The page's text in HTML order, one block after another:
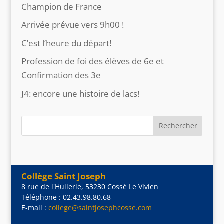
Champion de France
Arrivée prévue vers 9h00 !
C’est l’heure du départ!
Profession de foi des élèves de 6e et
Confirmation des 3e
J4: encore une histoire de lacs!
Collège Saint Joseph
8 rue de l'Huilerie, 53230 Cossé Le Vivien
Téléphone : 02.43.98.80.68
E-mail : college@saintjosephcosse.com